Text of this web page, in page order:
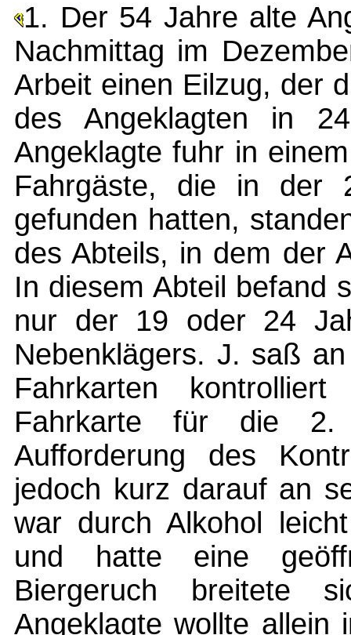
1. Der 54 Jahre alte
Nachmittag im
Arbeit einen Eilzug, der
des Angeklagten in
Angeklagte fuhr in
Fahrgäste, die in der
gefunden hatten,
des Abteils, in dem der
In diesem Abteil befand
nur der 19 oder 24
Nebenklägers. J. saß
Fahrkarten
Fahrkarte für die
Aufforderung des
jedoch kurz darauf an
war durch Alkohol
und hatte eine
Biergeruch breitete
Angeklagte wollte allein